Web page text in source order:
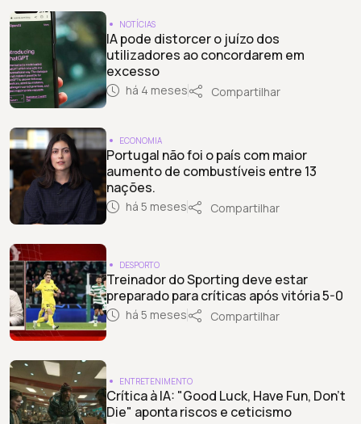
NOTÍCIAS
IA pode distorcer o juízo dos
utilizadores ao concordarem em
excesso
há 4 meses Compartilhar
ECONOMIA
Portugal não foi o país com maior
aumento de combustíveis entre 13
nações.
há 5 meses Compartilhar
DESPORTO
Treinador do Sporting deve estar
preparado para críticas após vitória 5-0
há 5 meses Compartilhar
ENTRETENIMENTO
Crítica à IA: "Good Luck, Have Fun, Don’t
Die" aponta riscos e ceticismo